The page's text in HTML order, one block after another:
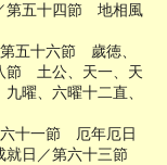
第五十四節 地相風
五十六節 歲徳、
節 土公、天一、天
曜、六曜十二直、
十一節 厄年厄日
就日／第六十三節